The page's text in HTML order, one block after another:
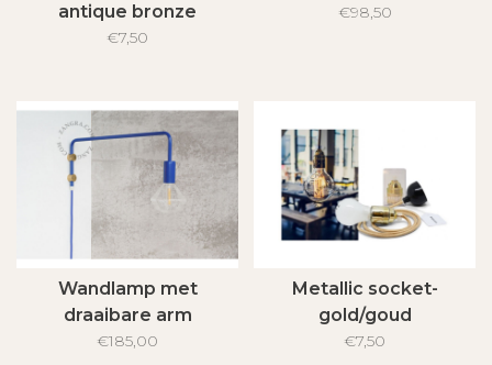
antique bronze
€7,50
€98,50
Wandlamp met
draaibare arm
€185,00
Metallic socket-
gold/goud
€7,50